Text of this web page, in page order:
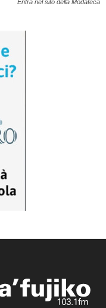
Entra nel sito della Modateca